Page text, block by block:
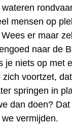
mensen op
er maar
naar de
je niets op met
voortzet,
springen in
dan doen?
vermijden.